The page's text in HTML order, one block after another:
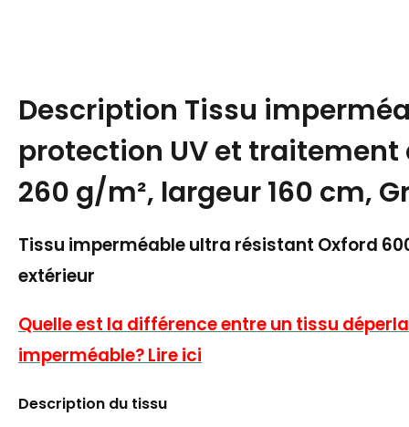
Description Tissu
protection UV et traitement
260 g/m², largeur 160 cm,
Tissu imperméable ultra résistant Oxford
extérieur
Quelle est la différence entre un tissu
imperméable? Lire ici
Description du tissu